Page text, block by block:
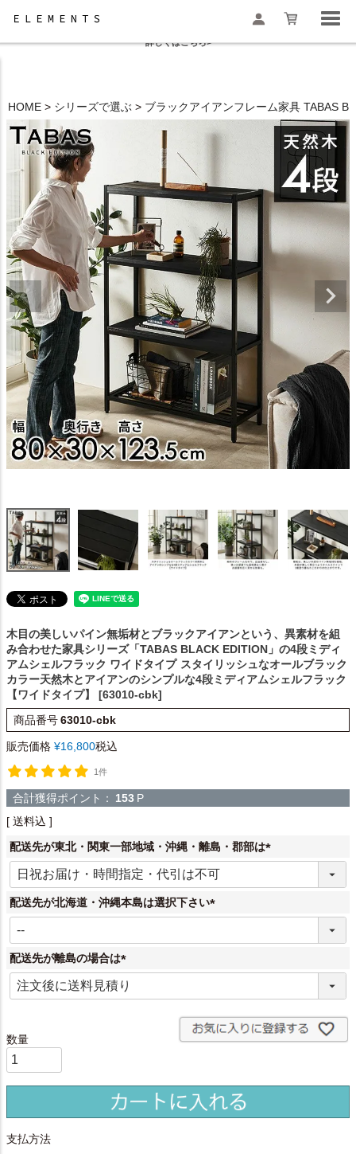
検索
夏季休業と一部地域配送遅延のお知らせ
詳しくはこちら>
HOME シリーズで選ぶ ブラックアイアンフレーム家具 TABAS
木目の美しいパイン無垢材とブラックアイアンという、異素材を組
み合わせた家具シリーズ「TABAS BLACK EDITION」の4段ミディ
アムシェルフラック ワイドタイプ スタイリッシュなオールブラック
カラー天然木とアイアンのシンプルな4段ミディアムシェルフラック
【ワイドタイプ】 [63010-cbk]
商品番号63010-cbk
販売価格 ¥16,800税込
1件
合計獲得ポイント： 153 P
送料込
配送先が東北・関東一部地域・沖縄・離島・郡部は
(
配送先が北海道・沖縄本島は選択下さい
(
配送先が離島の場合は
(
必
支払方法